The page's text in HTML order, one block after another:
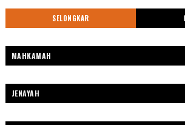
SELONGKAR
MAHKAMAH
JENAYAH